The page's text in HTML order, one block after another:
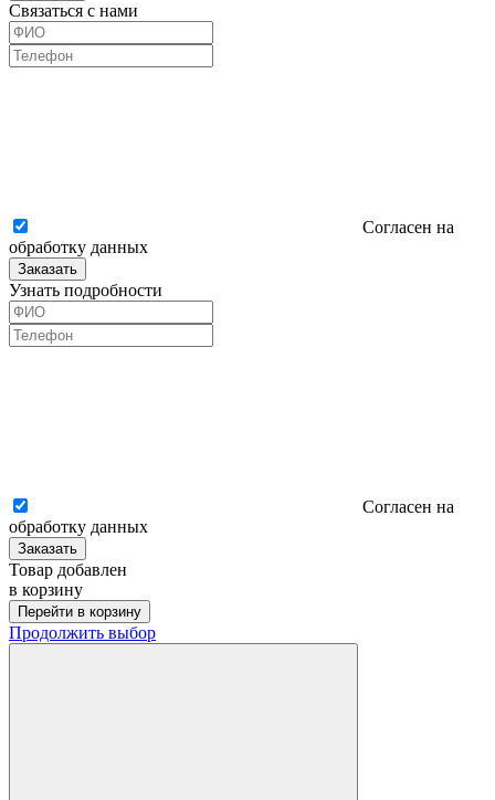
Связаться с нами
Согласен на
обработку данных
Заказать
Узнать подробности
Согласен на
обработку данных
Заказать
Товар добавлен
в корзину
Перейти в корзину
Продолжить выбор